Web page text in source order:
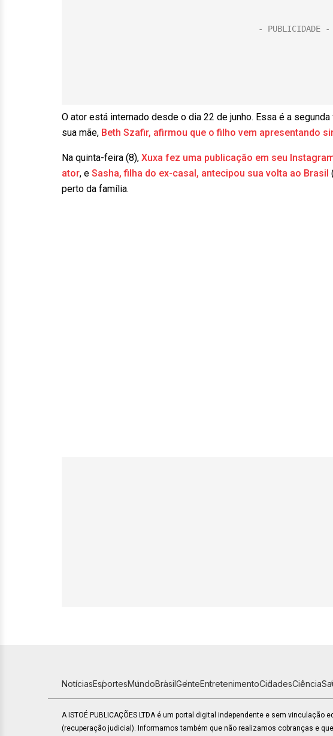
O ator está internado desde o dia 22 de junho. Essa é a
sua mãe, Beth Szafir, afirmou que o filho vem apresentando
Na quinta-feira (8), Xuxa fez uma publicação em seu
ator, e Sasha, filha do ex-casal, antecipou sua volta ao Brasil
perto da família.
NotíciasEsportesMundoBrasilGenteEntretenimentoCidadesCiência
A ISTOÉ PUBLICAÇÕES LTDA é um portal digital independente e sem vinculação
(recuperação judicial). Informamos também que não realizamos cobranças e